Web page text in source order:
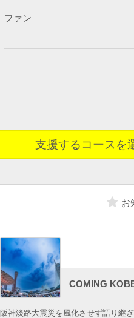
ファン
支援するコースを
お
COMING
阪神淡路大震災を風化させず語り継